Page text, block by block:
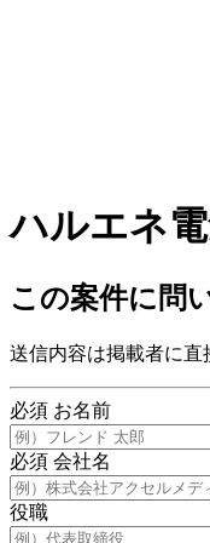
ハルエネ
この案件に問
送信内容は掲載者に直
必須 お名前
必須 会社名
役職